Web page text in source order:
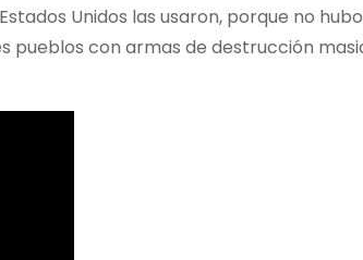
Unidos las usaron, porque no
pueblos con armas de destrucción